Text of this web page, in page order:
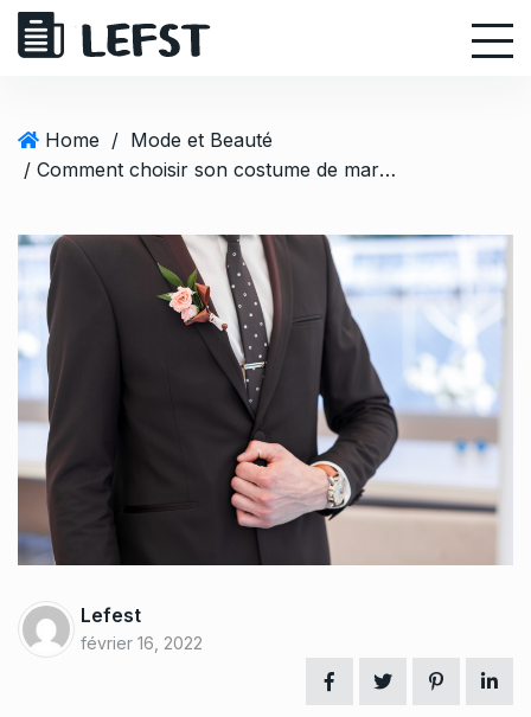
Home / Mode et Beauté
/ Comment choisir son costume de mariage avec soin
Lefest
février 16, 2022